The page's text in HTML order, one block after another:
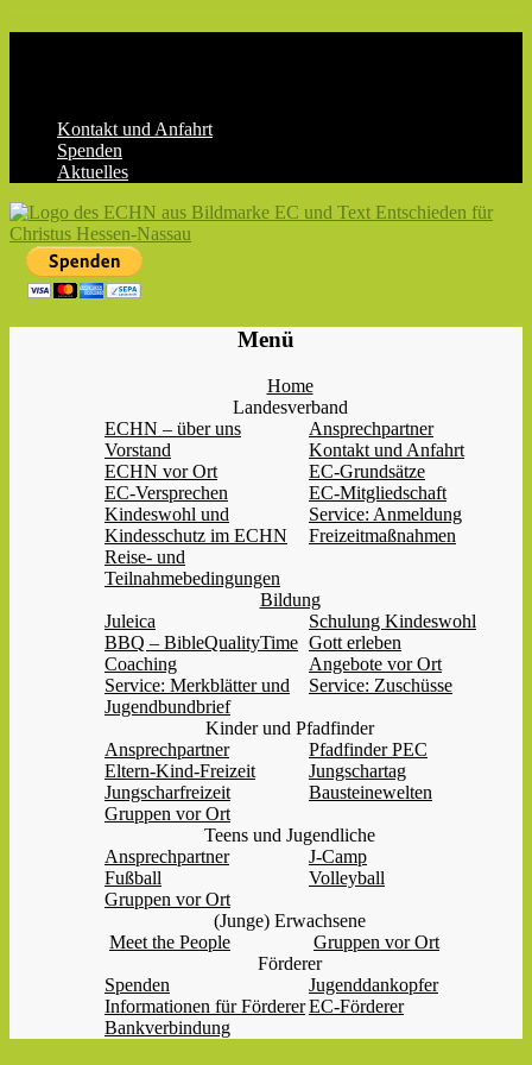
Kontakt und Anfahrt
Spenden
Aktuelles
ECHN
EC-
Menü
Home
Landesverband
ECHN – über uns
Ansprechpartner
Vorstand
Kontakt und Anfahrt
ECHN vor Ort
EC-Grundsätze
EC-Versprechen
EC-Mitgliedschaft
Kindeswohl und
Kindesschutz im ECHN
Service: Anmeldung
Freizeitmaßnahmen
Reise- und
Teilnahmebedingungen
Bildung
Juleica
Schulung Kindeswohl
BBQ – BibleQualityTime Gott erleben
Coaching
Angebote vor Ort
Service: Merkblätter und
Jugendbundbrief
Service: Zuschüsse
Kinder und Pfadfinder
Ansprechpartner
Pfadfinder PEC
Eltern-Kind-Freizeit
Jungschartag
Jungscharfreizeit
Bausteinewelten
Gruppen vor Ort
Teens und Jugendliche
Ansprechpartner
J-Camp
Fußball
Volleyball
Gruppen vor Ort
(Junge) Erwachsene
Meet the People
Gruppen vor Ort
Förderer
Spenden
Jugenddankopfer
Informationen für FördererEC-Förderer
Bankverbindung